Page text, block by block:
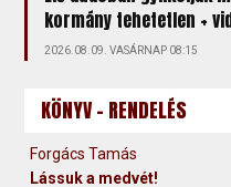
kormány tehetetlen +
2026.08.09. VASÁRNAP 08:15
KÖNYV - RENDELÉS
Forgács Tamás
Lássuk a medvét!